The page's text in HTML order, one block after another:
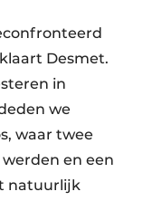
Desmet.
in
we
waar twee
en een
natuurlijk